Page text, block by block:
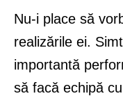
Nu-i place să
realizările ei.
importantă
să facă echipă